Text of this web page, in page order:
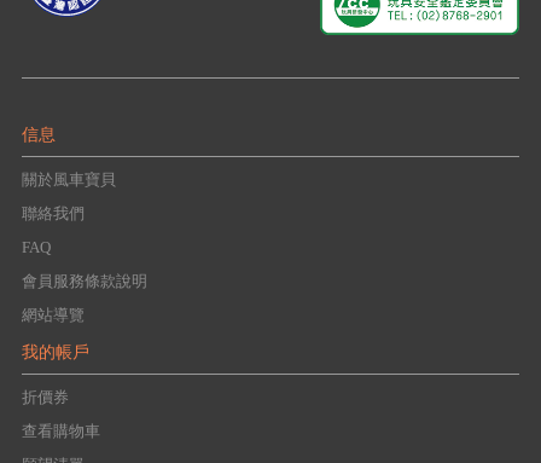
信息
關於風車寶貝
聯絡我們
FAQ
會員服務條款說明
網站導覽
我的帳戶
折價券
查看購物車